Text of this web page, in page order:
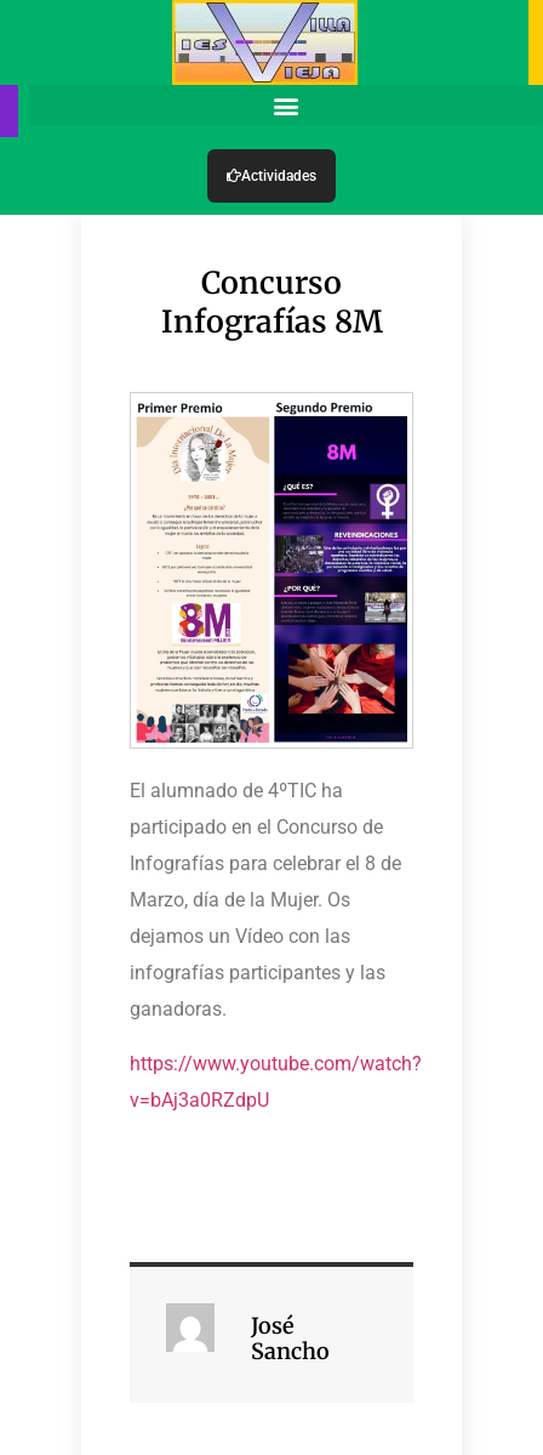
Actividades
Concurso
Infografías 8M
El alumnado de 4ºTIC ha
participado en el Concurso de
Infografías para celebrar el 8 de
Marzo, día de la Mujer. Os
dejamos un Vídeo con las
infografías participantes y las
ganadoras.
https://www.youtube.com/watch?
v=bAj3a0RZdpU
José
Sancho